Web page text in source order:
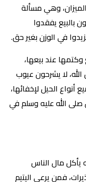
وهي مسألة
بالبيع يفقدوا
في الوزن بغير حق.
عند بيعها،
الله، لا يشرحون عيوب
أنواع الحيل لإخفائها،
صلى الله عليه وسلم في
يأكل مال الناس
فمن يرعى اليتيم